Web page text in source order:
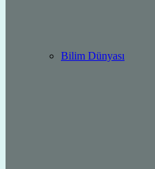
Bilim Dünyası